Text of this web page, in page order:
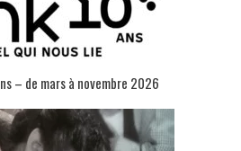
– de mars à novembre 2026